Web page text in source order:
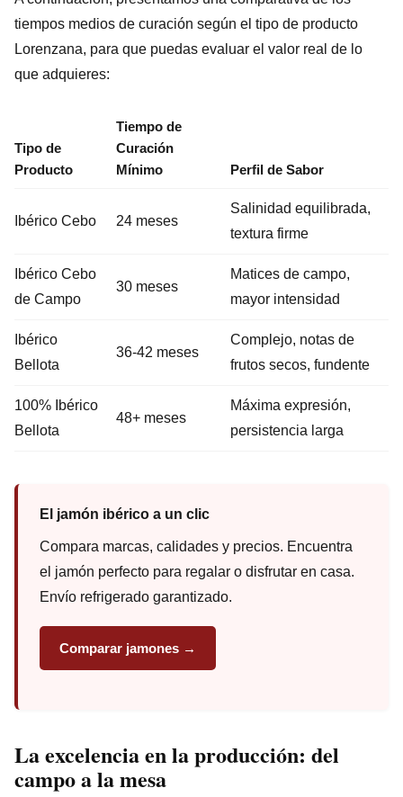
tiempos medios de curación según el tipo de producto
Lorenzana, para que puedas evaluar el valor real de lo
que adquieres:
Tipo de
Producto
Tiempo de
Curación
Mínimo
Perfil de Sabor
Ibérico Cebo 24 meses
Salinidad equilibrada,
textura firme
Ibérico Cebo
de Campo
30 meses
Matices de campo,
mayor intensidad
Ibérico
Bellota
36-42 meses
Complejo, notas de
frutos secos, fundente
100% Ibérico
Bellota
48+ meses
Máxima expresión,
persistencia larga
El jamón ibérico a un clic
Compara marcas, calidades y precios. Encuentra
el jamón perfecto para regalar o disfrutar en casa.
Envío refrigerado garantizado.
Comparar jamones →
La excelencia en la producción: del
campo a la mesa